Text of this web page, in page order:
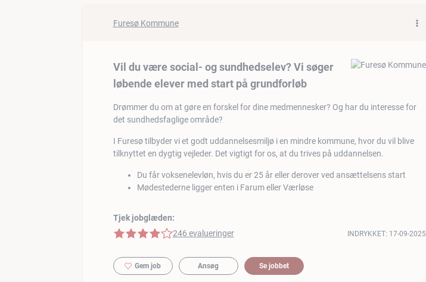
Furesø Kommune
Vil du være social- og sundhedselev? Vi søger
løbende elever med start på grundforløb
Drømmer du om at gøre en forskel for dine medmennesker? Og har du interesse for
det sundhedsfaglige område?
I Furesø tilbyder vi et godt uddannelsesmiljø i en mindre kommune, hvor du vil blive
tilknyttet en dygtig vejleder. Det vigtigt for os, at du trives på uddannelsen.
Du får voksenelevløn, hvis du er 25 år eller derover ved ansættelsens start
Mødestederne ligger enten i Farum eller Værløse
Tjek jobglæden:
4 af 5 stjerner
246 evalueringer INDRYKKET: 17-09-2025
Gem job Ansøg Se jobbet